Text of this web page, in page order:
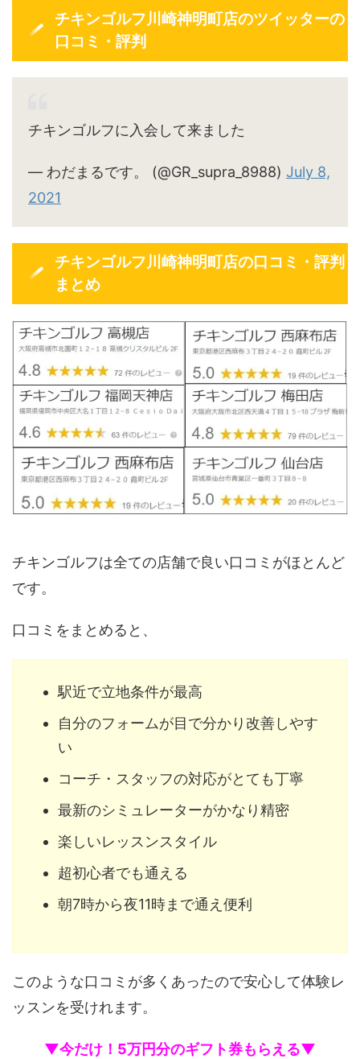
チキンゴルフ川崎神明町店のツイッターの
口コミ・評判
チキンゴルフに入会して来ました
— わだまるです。 (@GR_supra_8988) July 8,
2021
チキンゴルフ川崎神明町店の口コミ・評判
まとめ
チキンゴルフは全ての店舗で良い口コミがほとんど
です。
口コミをまとめると、
駅近で立地条件が最高
自分のフォームが目で分かり改善しやす
い
コーチ・スタッフの対応がとても丁寧
最新のシミュレーターがかなり精密
楽しいレッスンスタイル
超初心者でも通える
朝7時から夜11時まで通え便利
このような口コミが多くあったので安心して体験レ
ッスンを受けれます。
▼今だけ！5万円分のギフト券もらえる▼